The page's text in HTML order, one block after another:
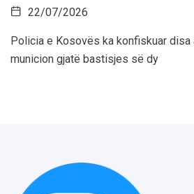
22/07/2026
Policia e Kosovës ka konfiskuar disa
municion gjatë bastisjes së dy